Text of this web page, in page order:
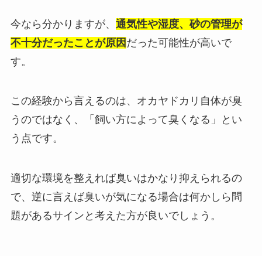
今なら分かりますが、 通気性や湿度、砂の管理が
不十分だったことが原因 だった可能性が高いで
す。
この経験から言えるのは、オカヤドカリ自体が臭
うのではなく、「飼い方によって臭くなる」とい
う点です。
適切な環境を整えれば臭いはかなり抑えられるの
で、逆に言えば臭いが気になる場合は何かしら問
題があるサインと考えた方が良いでしょう。